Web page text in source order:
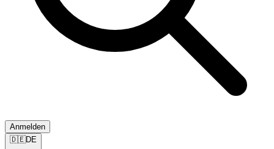
Anmelden
🇩🇪DE